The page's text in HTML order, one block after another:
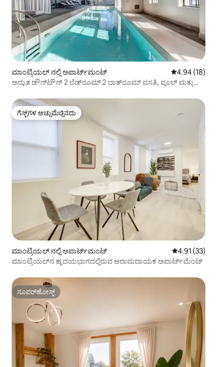
ಮಾಂಟ್ರಿಯಲ್ ನಲ್ಲಿ ಅಪಾರ್ಟ್‌ಮಂಟ್ 5 ರಲ್ಲಿ 4.94
4.94 (18)
ಅದ್ಭುತ ಡೌನ್‌ಟೌನ್ 2 ಬೆಡ್‌ರೂಮ್ 2 ಬಾತ್‌ರೂಮ್ ವಸತಿ, ಪೂಲ್ ಮತ್ತು
ಗೆಸ್ಟ್‌ಗಳ ಅಚ್ಚುಮೆಚ್ಚಿನದು
ಗೆಸ್ಟ್‌ಗಳ ಅಚ್ಚುಮೆಚ್ಚಿನದು
ಮಾಂಟ್ರಿಯಲ್ ನಲ್ಲಿ ಅಪಾರ್ಟ್‌ಮಂಟ್ 5 ರಲ್ಲಿ 4.91
4.91 (33)
ಮಾಂಟ್ರಿಯಲ್‌ನ ಹೃದಯಭಾಗದಲ್ಲಿರುವ ಆರಾಮದಾಯಕ ಅಪಾರ್ಟ್‌ಮೆಂಟ್
ಸೂಪರ್‌ಹೋಸ್ಟ್
ಸೂಪರ್‌ಹೋಸ್ಟ್